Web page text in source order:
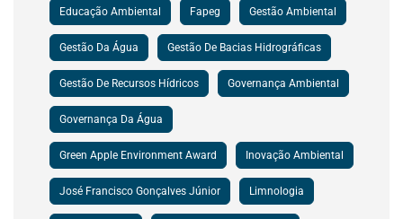
Educação Ambiental Fapeg Gestão Ambiental
Gestão Da Água Gestão De Bacias Hidrográficas
Gestão De Recursos Hídricos Governança Ambiental
Governança Da Água
Green Apple Environment Award Inovação Ambiental
José Francisco Gonçalves Júnior Limnologia